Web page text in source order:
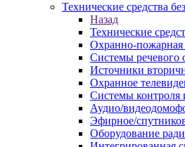
Технические средства
Назад
Технические
Охранно-пожарная
Системы речевого
Источники
Охранное
Системы контроля
Аудио/
Эфирное/
Оборудование